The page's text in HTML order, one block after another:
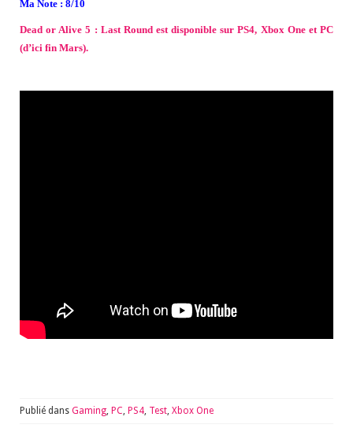
Ma Note : 8/10
Dead or Alive 5 : Last Round est disponible sur PS4, Xbox One et PC
(d’ici fin Mars).
Publié dans Gaming, PC, PS4, Test, Xbox One